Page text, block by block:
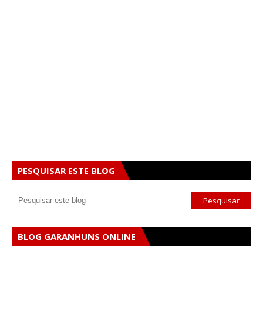
PESQUISAR ESTE BLOG
BLOG GARANHUNS ONLINE